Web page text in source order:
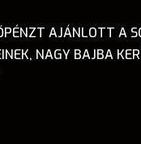
AJÁNLOTT A
NAGY BAJBA